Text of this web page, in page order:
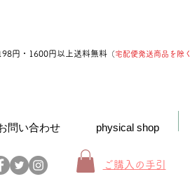
円・1600円以上送料無料 （宅配便発送商品を除く
問い合わせ physical shop
ご購入の手引